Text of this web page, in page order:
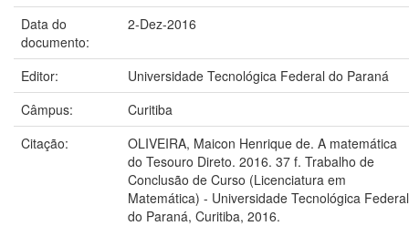
Data do
documento:
2-Dez-2016
Editor:
Universidade Tecnológica Federal do Paraná
Câmpus:
Curitiba
Citação:
OLIVEIRA, Maicon Henrique de. A matemática
do Tesouro Direto. 2016. 37 f. Trabalho de
Conclusão de Curso (Licenciatura em
Matemática) - Universidade Tecnológica Federal
do Paraná, Curitiba, 2016.